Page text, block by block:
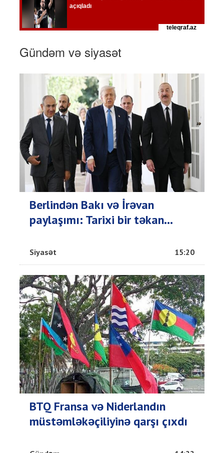
Gündəm və siyasət
Berlindən Bakı və İrəvan
paylaşımı: Tarixi bir təkan...
Siyasət 15:20
BTQ Fransa və Niderlandın
müstəmləkəçiliyinə qarşı çıxdı